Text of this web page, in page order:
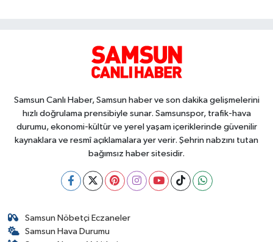
Samsun Canlı Haber, Samsun haber ve son dakika gelişmelerini
hızlı doğrulama prensibiyle sunar. Samsunspor, trafik-hava
durumu, ekonomi-kültür ve yerel yaşam içeriklerinde güvenilir
kaynaklara ve resmî açıklamalara yer verir. Şehrin nabzını tutan
bağımsız haber sitesidir.
Samsun Nöbetçi Eczaneler
Samsun Hava Durumu